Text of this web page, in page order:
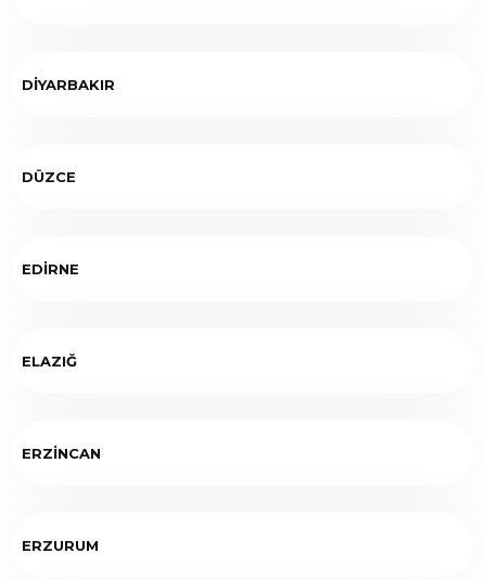
DİYARBAKIR
DÜZCE
EDİRNE
ELAZIĞ
ERZİNCAN
ERZURUM